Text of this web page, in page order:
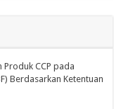
CCP pada
Berdasarkan Ketentuan